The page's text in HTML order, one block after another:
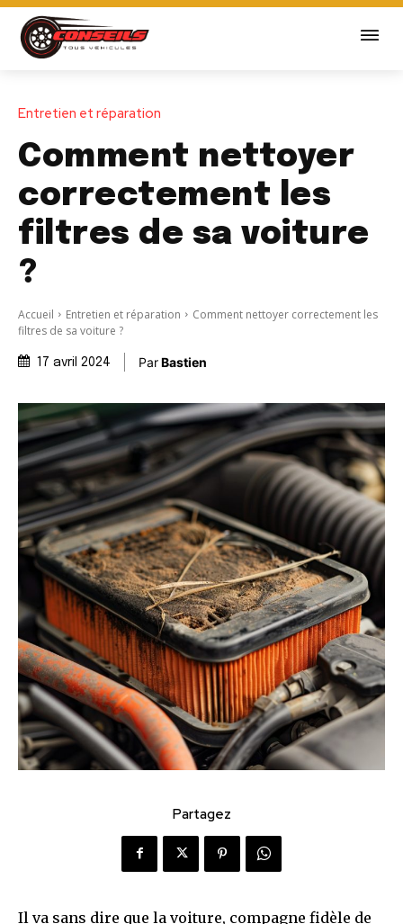
Entretien et réparation
Comment nettoyer
correctement les
filtres de sa voiture
?
Accueil Entretien et réparation
Comment nettoyer correctement les
filtres de sa voiture ?
17 avril 2024 ParBastien
Partagez
Il va sans dire que la voiture, compagne fidèle de